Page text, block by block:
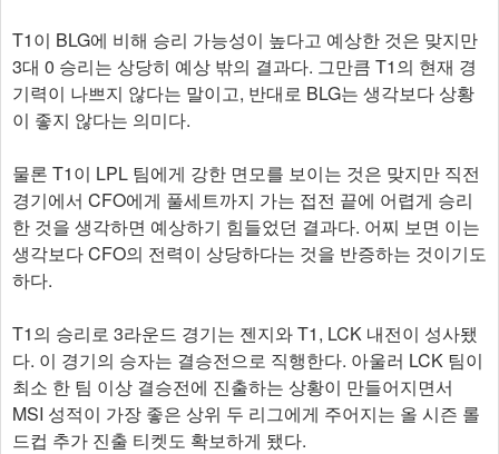
T1이 BLG에 비해 승리 가능성이 높다고 예상한 것은 맞지만
3대 0 승리는 상당히 예상 밖의 결과다. 그만큼 T1의 현재 경
기력이 나쁘지 않다는 말이고, 반대로 BLG는 생각보다 상황
이 좋지 않다는 의미다.
물론 T1이 LPL 팀에게 강한 면모를 보이는 것은 맞지만 직전
경기에서 CFO에게 풀세트까지 가는 접전 끝에 어렵게 승리
한 것을 생각하면 예상하기 힘들었던 결과다. 어찌 보면 이는
생각보다 CFO의 전력이 상당하다는 것을 반증하는 것이기도
하다.
T1의 승리로 3라운드 경기는 젠지와 T1, LCK 내전이 성사됐
다. 이 경기의 승자는 결승전으로 직행한다. 아울러 LCK 팀이
최소 한 팀 이상 결승전에 진출하는 상황이 만들어지면서
MSI 성적이 가장 좋은 상위 두 리그에게 주어지는 올 시즌 롤
드컵 추가 진출 티켓도 확보하게 됐다.